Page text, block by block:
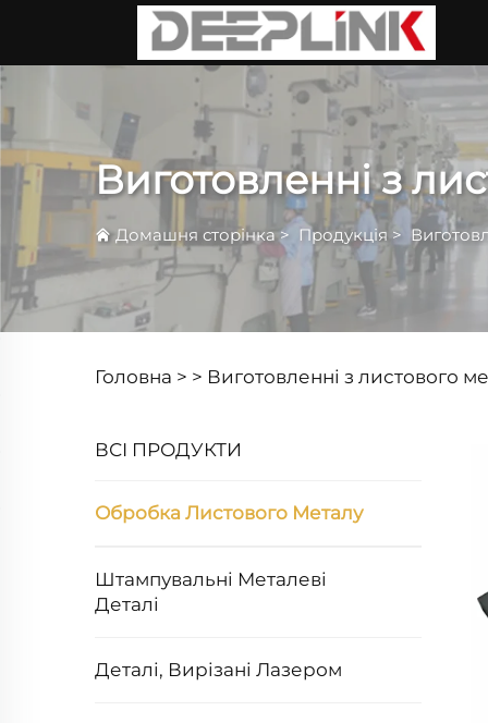
Виготовленні з
Домашня сторінка> Продукція >
Головна > > Виготовленні з листового
ВСІ ПРОДУКТИ
Обробка Листового Металу
Штампувальні Металеві
Деталі
Деталі, Вирізані Лазером